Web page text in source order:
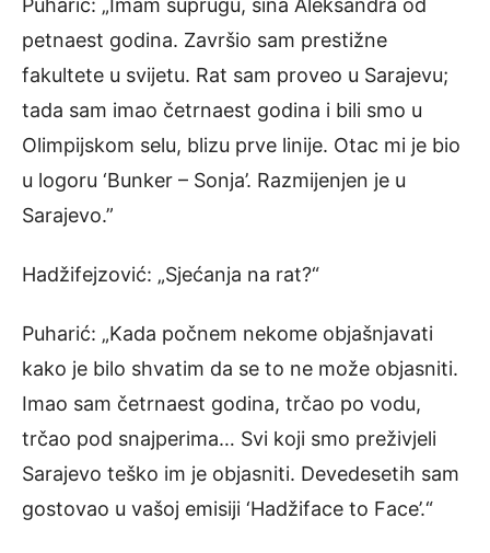
Puharić: „Imam suprugu, sina Aleksandra od
petnaest godina. Završio sam prestižne
fakultete u svijetu. Rat sam proveo u Sarajevu;
tada sam imao četrnaest godina i bili smo u
Olimpijskom selu, blizu prve linije. Otac mi je bio
u logoru ‘Bunker – Sonja’. Razmijenjen je u
Sarajevo.”
Hadžifejzović: „Sjećanja na rat?“
Puharić: „Kada počnem nekome objašnjavati
kako je bilo shvatim da se to ne može objasniti.
Imao sam četrnaest godina, trčao po vodu,
trčao pod snajperima… Svi koji smo preživjeli
Sarajevo teško im je objasniti. Devedesetih sam
gostovao u vašoj emisiji ‘Hadžiface to Face’.“